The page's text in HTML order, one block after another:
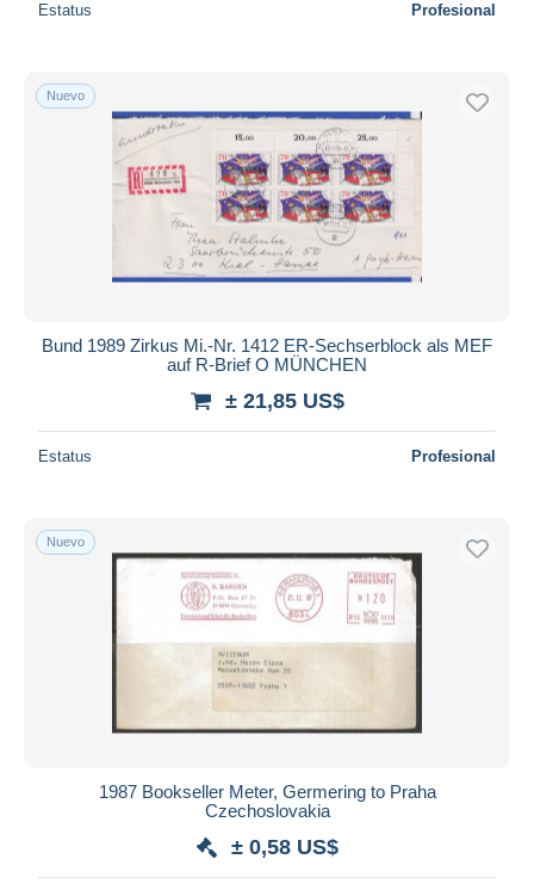
Estatus Profesional
Nuevo
Bund 1989 Zirkus Mi.-Nr. 1412 ER-Sechserblock als MEF
auf R-Brief O MÜNCHEN
± 21,85 US$
Estatus Profesional
Nuevo
1987 Bookseller Meter, Germering to Praha
Czechoslovakia
± 0,58 US$